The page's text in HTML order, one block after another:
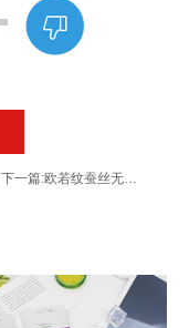
下一篇: 欧若纹蚕丝无痕舒适透气高腰头内裤